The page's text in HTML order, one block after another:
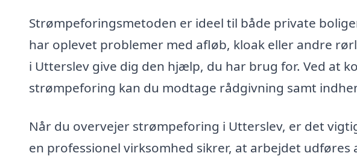
Strømpeforingsmetoden er ideel til både private
har oplevet problemer med afløb, kloak eller andre
i Utterslev give dig den hjælp, du har brug for. Ved at
strømpeforing kan du modtage rådgivning samt
Når du overvejer strømpeforing i Utterslev, er det
en professionel virksomhed sikrer, at arbejdet